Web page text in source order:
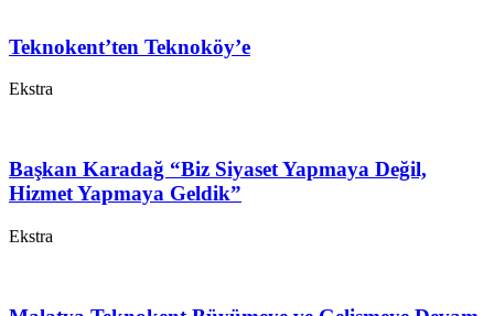
Teknokent’ten Teknoköy’e
Ekstra
Başkan Karadağ “Biz Siyaset Yapmaya Değil,
Hizmet Yapmaya Geldik”
Ekstra